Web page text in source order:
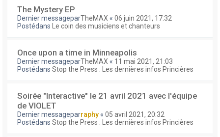
The Mystery EP
Dernier messageparTheMAX « 06 juin 2021, 17:32
Postédans
Le coin des musiciens et chanteurs
Once upon a time in Minneapolis
Dernier messageparTheMAX « 11 mai 2021, 21:03
Postédans Stop the Press : Les dernières infos Princières
Soirée "Interactive" le 21 avril 2021 avec l'équipe
de VIOLET
Dernier messageparraphy « 05 avril 2021, 20:32
Postédans Stop the Press : Les dernières infos Princières